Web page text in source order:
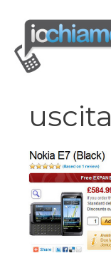
contenuto
uscita